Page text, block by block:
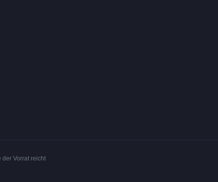
Vorrat reicht